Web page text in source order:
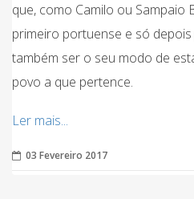
que, como Camilo ou Sampaio
primeiro portuense e só
também ser o seu modo de
povo a que pertence.
Ler mais...
03 Fevereiro 2017